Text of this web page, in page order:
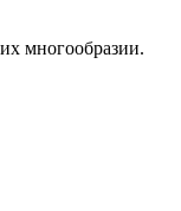
многообразии.